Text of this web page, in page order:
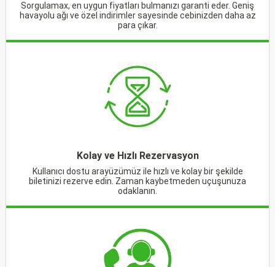
Sorgulamax, en uygun fiyatları bulmanızı garanti eder. Geniş
havayolu ağı ve özel indirimler sayesinde cebinizden daha az
para çıkar.
Kolay ve Hızlı Rezervasyon
Kullanıcı dostu arayüzümüz ile hızlı ve kolay bir şekilde
biletinizi rezerve edin. Zaman kaybetmeden uçuşunuza
odaklanın.